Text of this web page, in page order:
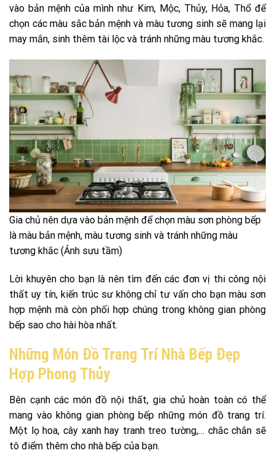
vào bản mệnh của mình như Kim, Mộc, Thủy, Hỏa, Thổ để
chọn các màu sắc bản mệnh và màu tương sinh sẽ mang lại
may mắn, sinh thêm tài lộc và tránh những màu tương khắc.
Gia chủ nên dựa vào bản mệnh để chọn màu sơn phòng bếp
là màu bản mệnh, màu tương sinh và tránh những màu
tương khắc (Ảnh sưu tầm)
Lời khuyên cho bạn là nên tìm đến các đơn vị thi công nội
thất uy tín, kiến trúc sư không chỉ tư vấn cho bạn màu sơn
hợp mệnh mà còn phối hợp chúng trong không gian phòng
bếp sao cho hài hòa nhất.
Những Món Đồ Trang Trí Nhà Bếp Đẹp
Hợp Phong Thủy
Bên cạnh các món đồ nội thất, gia chủ hoàn toàn có thể
mang vào không gian phòng bếp những món đồ trang trí.
Một lọ hoa, cây xanh hay tranh treo tường,… chắc chắn sẽ
tô điểm thêm cho nhà bếp của bạn.